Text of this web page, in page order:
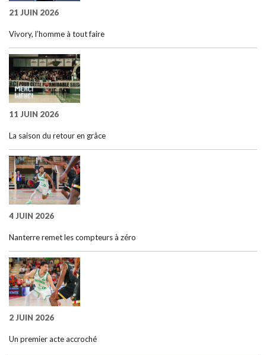
21 JUIN 2026
Vivory, l’homme à tout faire
11 JUIN 2026
La saison du retour en grâce
4 JUIN 2026
Nanterre remet les compteurs à zéro
2 JUIN 2026
Un premier acte accroché